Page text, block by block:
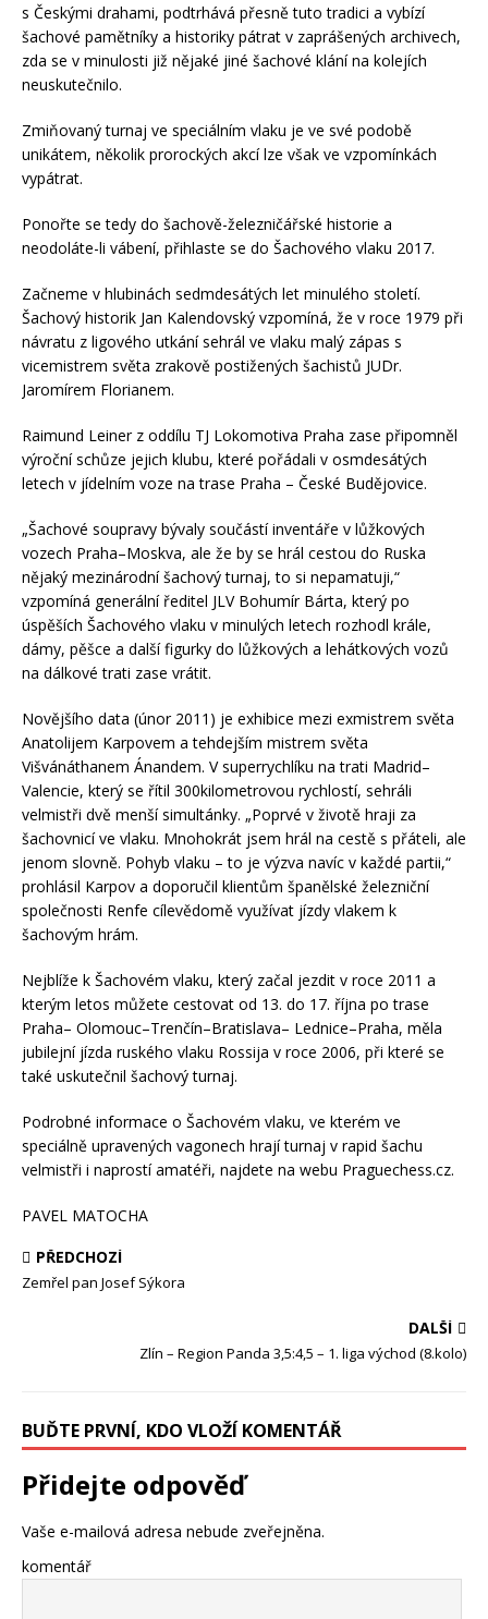
s Českými drahami, podtrhává přesně tuto tradici a vybízí
šachové pamětníky a historiky pátrat v zaprášených archivech,
zda se v minulosti již nějaké jiné šachové klání na kolejích
neuskutečnilo.
Zmiňovaný turnaj ve speciálním vlaku je ve své podobě
unikátem, několik prorockých akcí lze však ve vzpomínkách
vypátrat.
Ponořte se tedy do šachově-železničářské historie a
neodoláte-li vábení, přihlaste se do Šachového vlaku 2017.
Začneme v hlubinách sedmdesátých let minulého století.
Šachový historik Jan Kalendovský vzpomíná, že v roce 1979 při
návratu z ligového utkání sehrál ve vlaku malý zápas s
vicemistrem světa zrakově postižených šachistů JUDr.
Jaromírem Florianem.
Raimund Leiner z oddílu TJ Lokomotiva Praha zase připomněl
výroční schůze jejich klubu, které pořádali v osmdesátých
letech v jídelním voze na trase Praha – České Budějovice.
„Šachové soupravy bývaly součástí inventáře v lůžkových
vozech Praha–Moskva, ale že by se hrál cestou do Ruska
nějaký mezinárodní šachový turnaj, to si nepamatuji,“
vzpomíná generální ředitel JLV Bohumír Bárta, který po
úspěších Šachového vlaku v minulých letech rozhodl krále,
dámy, pěšce a další figurky do lůžkových a lehátkových vozů
na dálkové trati zase vrátit.
Novějšího data (únor 2011) je exhibice mezi exmistrem světa
Anatolijem Karpovem a tehdejším mistrem světa
Višvánáthanem Ánandem. V superrychlíku na trati Madrid–
Valencie, který se řítil 300kilometrovou rychlostí, sehráli
velmistři dvě menší simultánky. „Poprvé v životě hraji za
šachovnicí ve vlaku. Mnohokrát jsem hrál na cestě s přáteli, ale
jenom slovně. Pohyb vlaku – to je výzva navíc v každé partii,“
prohlásil Karpov a doporučil klientům španělské železniční
společnosti Renfe cílevědomě využívat jízdy vlakem k
šachovým hrám.
Nejblíže k Šachovém vlaku, který začal jezdit v roce 2011 a
kterým letos můžete cestovat od 13. do 17. října po trase
Praha– Olomouc–Trenčín–Bratislava– Lednice–Praha, měla
jubilejní jízda ruského vlaku Rossija v roce 2006, při které se
také uskutečnil šachový turnaj.
Podrobné informace o Šachovém vlaku, ve kterém ve
speciálně upravených vagonech hrají turnaj v rapid šachu
velmistři i naprostí amatéři, najdete na webu Praguechess.cz.
PAVEL MATOCHA
PŘEDCHOZÍ
Zemřel pan Josef Sýkora
DALŠÍ
Zlín – Region Panda 3,5:4,5 – 1. liga východ (8.kolo)
BUĎTE PRVNÍ, KDO VLOŽÍ KOMENTÁŘ
Přidejte odpověď
Vaše e-mailová adresa nebude zveřejněna.
komentář